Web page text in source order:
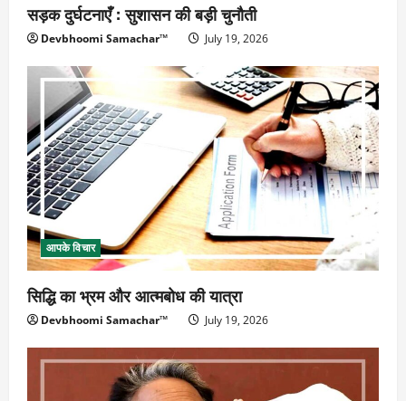
सड़क दुर्घटनाएँ : सुशासन की बड़ी चुनौती
Devbhoomi Samachar™ July 19, 2026
आपके विचार
सिद्धि का भ्रम और आत्मबोध की यात्रा
Devbhoomi Samachar™ July 19, 2026